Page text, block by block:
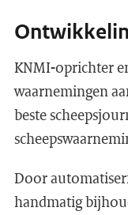
KNMI-oprichter
waarnemingen
beste
Door
handmatig